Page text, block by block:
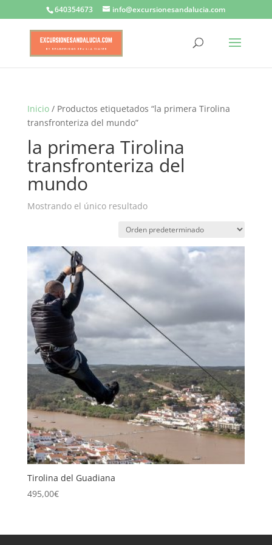
640354673 info@excursionesandalucia.com
Inicio/ Productos etiquetados “la primera Tirolina
transfronteriza del mundo”
la primera Tirolina
transfronteriza del
mundo
Mostrando el único resultado
Tirolina del Guadiana
495,00€